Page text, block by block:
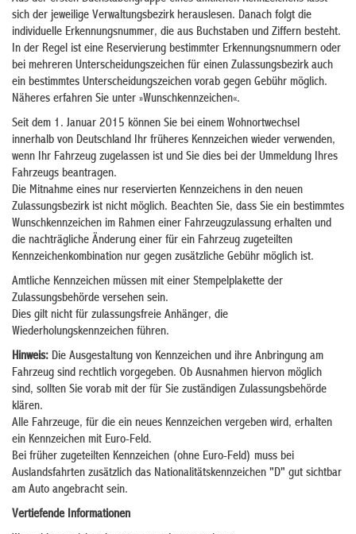
sich der jeweilige Verwaltungsbezirk herauslesen. Danach folgt die
individuelle Erkennungsnummer, die aus Buchstaben und Ziffern besteht.
In der Regel ist eine Reservierung bestimmter Erkennungsnummern oder
bei mehreren Unterscheidungszeichen für einen Zulassungsbezirk auch
ein bestimmtes Unterscheidungszeichen vorab gegen Gebühr möglich.
Näheres erfahren Sie unter »Wunschkennzeichen«.
Seit dem 1. Januar 2015 können Sie bei einem Wohnortwechsel
innerhalb von Deutschland Ihr früheres Kennzeichen wieder verwenden,
wenn Ihr Fahrzeug zugelassen ist und Sie dies bei der Ummeldung Ihres
Fahrzeugs beantragen.
Die Mitnahme eines nur reservierten Kennzeichens in den neuen
Zulassungsbezirk ist nicht möglich. Beachten Sie, dass Sie ein bestimmtes
Wunschkennzeichen im Rahmen einer Fahrzeugzulassung erhalten und
die nachträgliche Änderung einer für ein Fahrzeug zugeteilten
Kennzeichenkombination nur gegen zusätzliche Gebühr möglich ist.
Amtliche Kennzeichen müssen mit einer Stempelplakette der
Zulassungsbehörde versehen sein.
Dies gilt nicht für zulassungsfreie Anhänger, die
Wiederholungskennzeichen führen.
Hinweis: Die Ausgestaltung von Kennzeichen und ihre Anbringung am
Fahrzeug sind rechtlich vorgegeben. Ob Ausnahmen hiervon möglich
sind, sollten Sie vorab mit der für Sie zuständigen Zulassungsbehörde
klären.
Alle Fahrzeuge, für die ein neues Kennzeichen vergeben wird, erhalten
ein Kennzeichen mit Euro-Feld.
Bei früher zugeteilten Kennzeichen (ohne Euro-Feld) muss bei
Auslandsfahrten zusätzlich das Nationalitätskennzeichen "D" gut sichtbar
am Auto angebracht sein.
Vertiefende Informationen